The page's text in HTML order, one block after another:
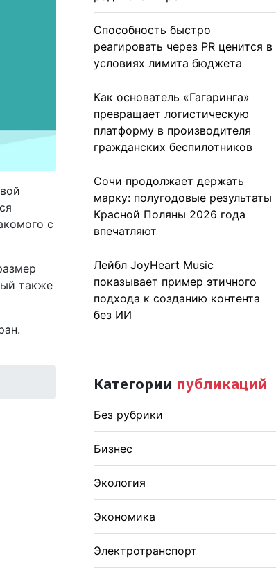
с
также
Способность быстро
реагировать через PR ценится в
условиях лимита бюджета
Как основатель «Гагаринга»
превращает логистическую
платформу в производителя
гражданских беспилотников
Сочи продолжает держать
марку: полугодовые результаты
Красной Поляны 2026 года
впечатляют
Лейбл JoyHeart Music
показывает пример этичного
подхода к созданию контента
без ИИ
Категории публикаций
Без рубрики
Бизнес
Экология
Экономика
Электротранспорт